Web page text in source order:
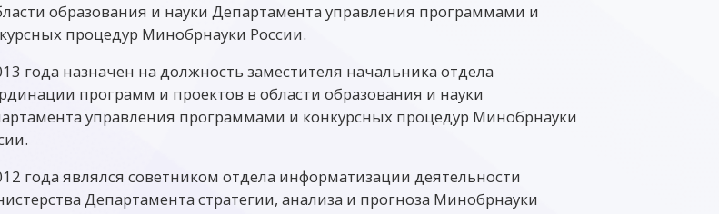
образования и науки Департамента управления программами и
процедур Минобрнауки России.
года назначен на должность заместителя начальника отдела
программ и проектов в области образования и науки
управления программами и конкурсных процедур Минобрнауки
года являлся советником отдела информатизации деятельности
Департамента стратегии, анализа и прогноза Минобрнауки